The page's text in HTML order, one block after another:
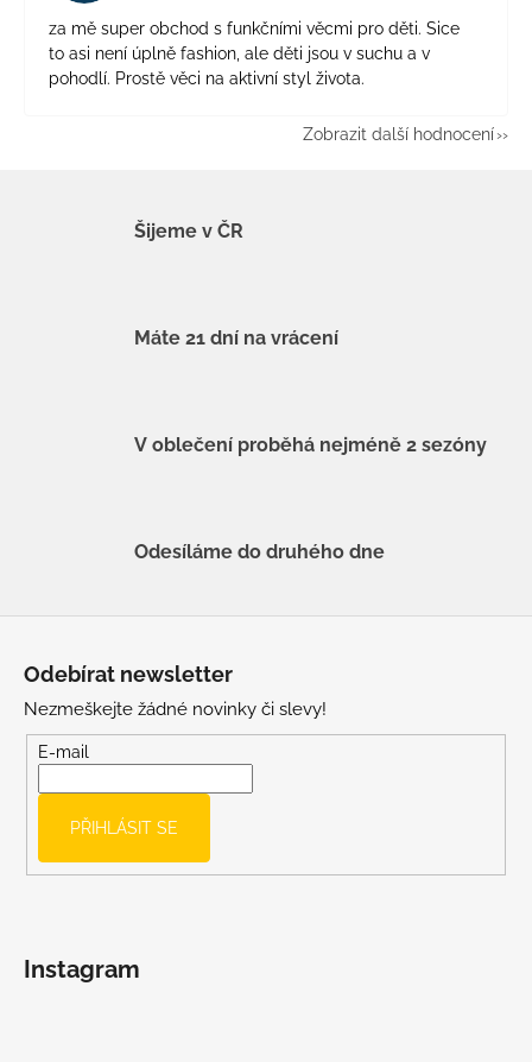
za mě super obchod s funkčními věcmi pro děti. Sice
to asi není úplně fashion, ale děti jsou v suchu a v
pohodlí. Prostě věci na aktivní styl života.
Zobrazit další hodnocení
Šijeme v ČR
Máte 21 dní na vrácení
V oblečení proběhá nejméně 2 sezóny
Odesíláme do druhého dne
Odebírat newsletter
Nezmeškejte žádné novinky či slevy!
E-mail
PŘIHLÁSIT SE
Instagram